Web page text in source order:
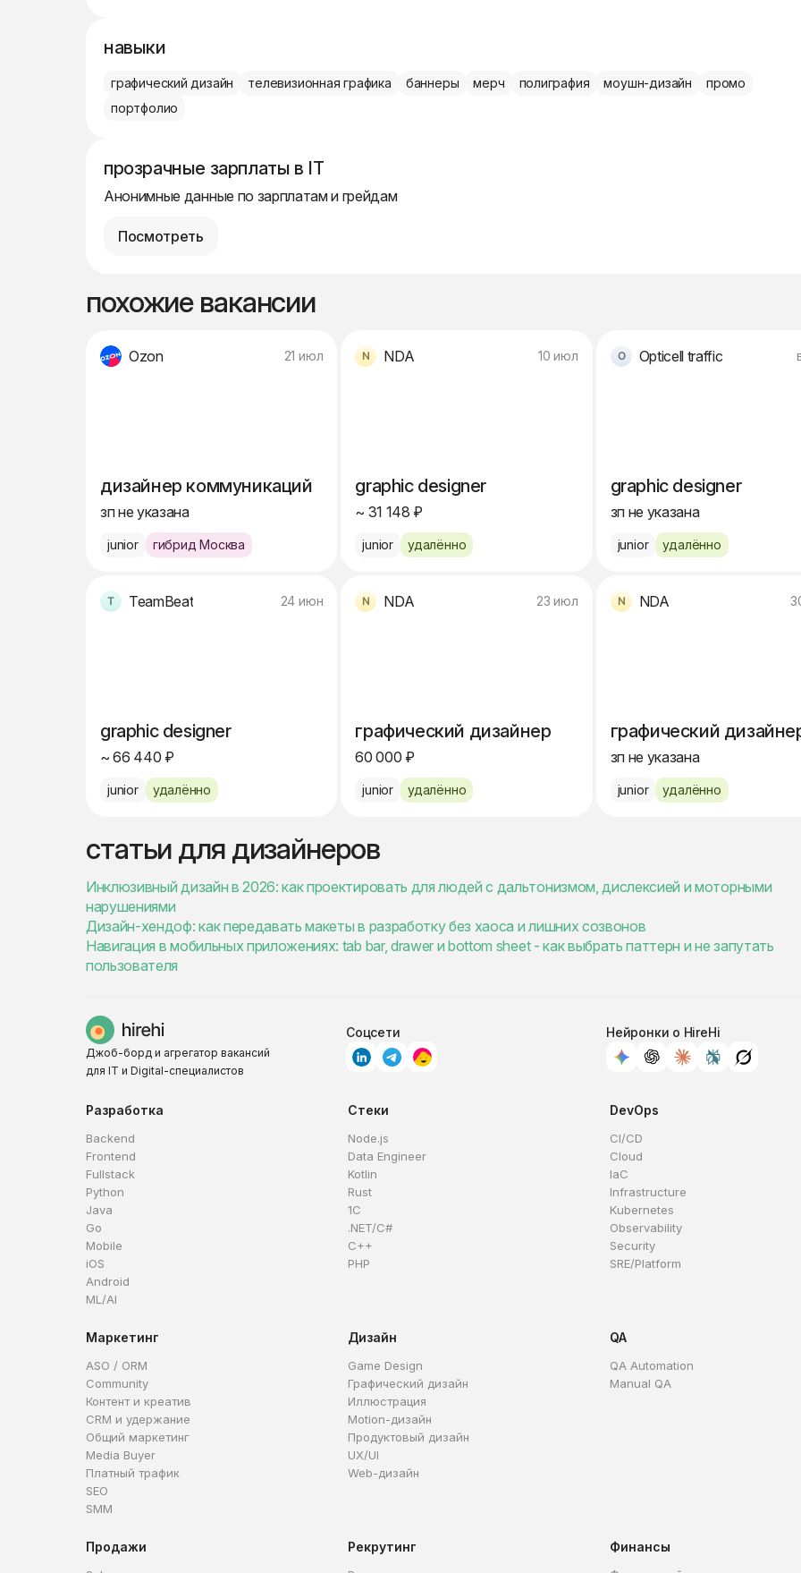
навыки
графический дизайн телевизионная графика баннеры мерч полиграфия моушн-дизайн
промо
портфолио
прозрачные зарплаты в IT
Анонимные данные по зарплатам и грейдам
Посмотреть
похожие вакансии
Ozon 21 июл
дизайнер коммуникаций
зп не указана
junior гибрид Москва
NDA 10 июл
graphic designer
~ 31 148 ₽
junior удалённо
Opticell traffic
graphic designer
зп не указана
junior удалённо
TeamBeat 24 июн
graphic designer
~ 66 440 ₽
junior удалённо
NDA 23 июл
графический дизайнер
60 000 ₽
junior удалённо
NDA
графический
зп не указана
junior удалённо
статьи для дизайнеров
Инклюзивный дизайн в 2026: как проектировать для людей с дальтонизмом, дислексией и моторными
нарушениями
Дизайн-хендоф: как передавать макеты в разработку без хаоса и лишних созвонов
Навигация в мобильных приложениях: tab bar, drawer и bottom sheet - как выбрать паттерн и не запутать
пользователя
Джоб-борд и агрегатор вакансий
для IT и Digital-специалистов
Соцсети Нейронки о HireHi
Разработка
Backend
Frontend
Fullstack
Python
Java
Go
Mobile
iOS
Android
ML/AI
Стеки
Node.js
Data Engineer
Kotlin
Rust
1C
.NET/C#
C++
PHP
DevOps
CI/CD
Cloud
IaC
Infrastructure
Kubernetes
Observability
Security
SRE/Platform
Маркетинг
ASO / ORM
Community
Контент и креатив
CRM и удержание
Общий маркетинг
Media Buyer
Платный трафик
SEO
SMM
Дизайн
Game Design
Графический дизайн
Иллюстрация
Motion-дизайн
Продуктовый дизайн
UX/UI
Web-дизайн
QA
QA Automation
Manual QA
Продажи Рекрутинг Финансы